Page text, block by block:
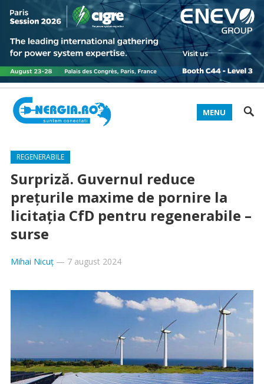
MENU
REGENERABILE
Surpriză. Guvernul reduce
prețurile maxime de pornire la
licitația CfD pentru regenerabile –
surse
Mihai Nicuț— 7 august 2024